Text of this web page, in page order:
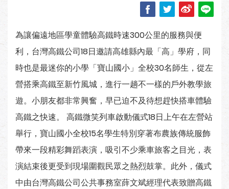
為讓偏遠地區學童體驗高鐵時速300公里的服務與便
利，台灣高鐵公司18日邀請高雄縣內最「高」學府，同
時也是最迷你的小學「寶山國小」全校30名師生，從左
營搭乘高鐵至新竹風城，進行一趟不一樣的戶外教學旅
遊。小朋友都非常興奮，早已迫不及待想趕快搭車體驗
高鐵之快速。 高鐵微笑列車啟動儀式18日上午在左營站
舉行，寶山國小全校15名學生特別穿著布農族傳統服飾
帶來一段精彩舞蹈表演，吸引不少乘車旅客之目光，表
演結束後更受到現場圍觀民眾之熱烈鼓掌。此外，儀式
中由台灣高鐵公司公共事務室薛文斌經理代表致贈高鐵